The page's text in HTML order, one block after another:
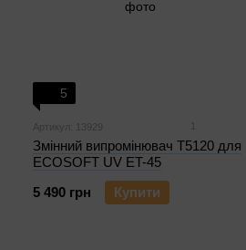
5
Артикул: 13929
Змінний випромінювач T5120 для
ECOSOFT UV ET-45
5 490 грн
Купити